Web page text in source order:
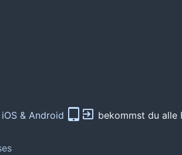
& Android
bekommst du alle